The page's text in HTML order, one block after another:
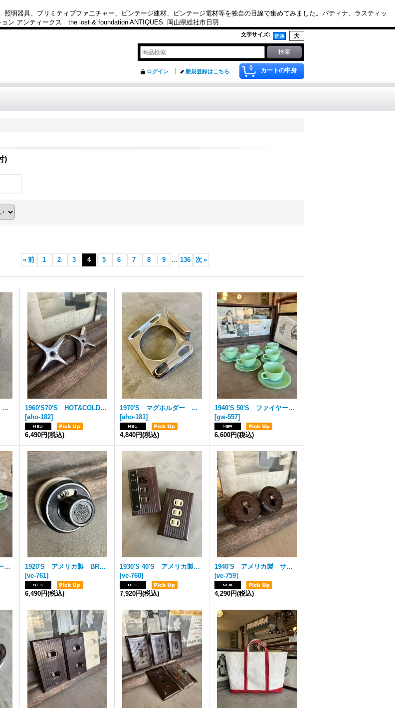
明器具、プリミティブファニチャー、ビンテージ建材、ビンテージ電材等を独自の目線で集めてみました。パティナ、ラスティッ
ン アンティークス the lost & foundation ANTIQUES. 岡山県総社市日羽
文字サイズ:
0 カートの中身
ログイン 新規登録はこちら
)
« 前 1 2 3 4 5 6 7 8 9 ... 136 次 »
1990'S 蛇口ハンドル ペア ２個セット 水栓 蛇口 プランビング ステインレス ハンドル ビンテージ
1960'S70'S HOT&COLD 蛇口ハンドル ペア ２個セット 水栓 蛇口 プランビング ヘヴィーブラス クロムメッキ ハンドル アンティーク ビンテージ
[aho-182]
6,490円(税込)
1970'S マグホルダー カップホルダー トゥースブラシホルダー 歯ブラシホルダー スチール クロームメッキ アメリカ アンティーク ビンテージ
[aho-181]
4,840円(税込)
1940'S 50'S ファイヤーキング ジェダイ ジェーンレイ FK Fire King カップ＆ソーサー アンカーホッキング 美品 ミントコンディション 最初期/刻印なし&中期50'S WARE刻印 アンティーク ビンテージ
[gw-557]
6,600円(税込)
1940'S 50'S ファイヤーキング ジェダイ ジェーンレイ FK Fire King カップ＆ソーサー アンカーホッキング アンティーク ビンテージ
1920'S アメリカ製 BRYANT 小型 サーフェイススイッチ ロータリースイッチ ターンスイッチ スナップスイッチ ベークライト ポーセリン アンティーク ビンテージ
[ve-761]
6,490円(税込)
1930'S 40'S アメリカ製 レア Despard Switch クイックチェンジ レバースイッチ LEVITON A-H&H BRYANT GE トグルスイッチ&コンセント コンビネーション 3口 アールデコ プレート付き ミントコンディション ブラウン アイボリー ベークライト アンティーク ビンテージ
[ve-760]
7,920円(税込)
1940'S アメリカ製 サーフェイススイッチ M C トグルスイッチ レバースイッチ ブラウン ベークライト エクセレントコンディション アンティーク ビンテージ
[ve-759]
4,290円(税込)